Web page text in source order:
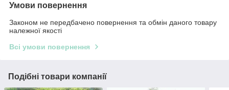
Умови повернення
Законом не передбачено повернення та обмін даного товару
належної якості
Всі умови повернення
Подібні товари компанії